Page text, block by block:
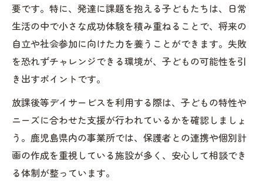
放課後等デイサービス利用者の成長ストー
リーを紹介
安心できる居場所作りに必要なポイント
放課後等デイサービスで叶える安心できる
環境づくり
子どもが安心する放課後等デイサービスの
選び方
放課後等デイサービスで重視される安全管
理と見守り体制
要です。特に、発達に課題を抱える子どもたちは、日常
生活の中で小さな成功体験を積み重ねることで、将来の
自立や社会参加に向けた力を養うことができます。失敗
を恐れずチャレンジできる環境が、子どもの可能性を引
き出すポイントです。
放課後等デイサービスを利用する際は、子どもの特性や
ニーズに合わせた支援が行われているかを確認しましょ
う。鹿児島県内の事業所では、保護者との連携や個別計
画の作成を重視している施設が多く、安心して相談でき
る体制が整っています。